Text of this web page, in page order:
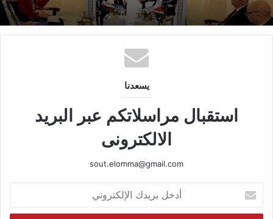
يسعدنا
استقبال مراسلاتكم عبر البريد
الالكترونى
sout.elomma@gmail.com
بريدك
الإلكتروني